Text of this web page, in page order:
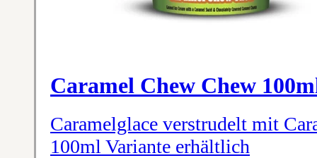
Caramel Chew Chew
Caramelglace verstrudelt mit
100ml Variante erhältlich